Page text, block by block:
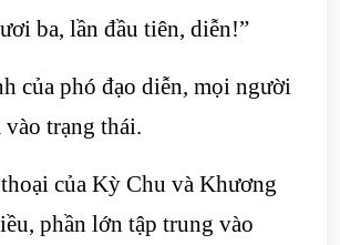
ba, lần đầu tiên, diễn!”
của phó đạo diễn, mọi người
vào trạng thái.
của Kỳ Chu và Khương
phần lớn tập trung vào